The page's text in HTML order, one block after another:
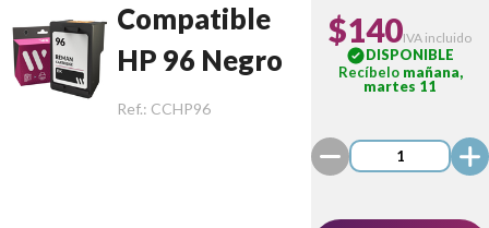
Compatible
HP 96 Negro
Ref.: CCHP96
$140IVA incluido
DISPONIBLE
Recíbelo mañana,
martes 11